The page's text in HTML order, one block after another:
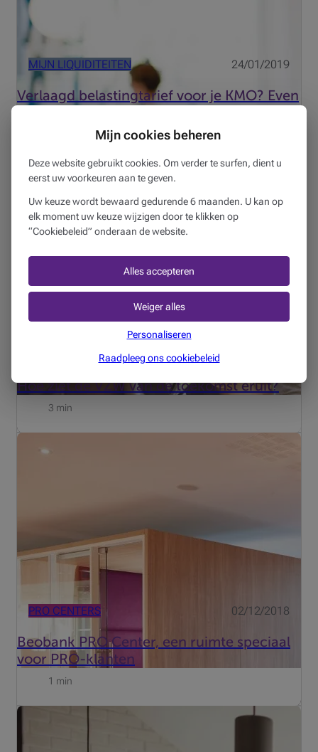
MIJN LIQUIDITEITEN 24/01/2019
Verlaagd belastingtarief voor je KMO? Even
MIJN BUSINESS
Hoe ziet de VZW van de toekomst eruit?
1921 was het jaar waarin de wetgever in België het
juridische startschot gaf voor de “verenigingen zonder
winstoogmerk”. Hun eerste grote verjongingskuur in deze
eeuw ondergingen ze in 2003. Vier jaar overleg mondde
toen u...
3 min
PRO CENTERS 02/12/2018
Beobank PRO Center, een ruimte speciaal
voor PRO-klanten
Met de Beobank PRO Centers biedt Beobank haar
professionele klanten werk- en co-workingruimtes om
1 min
Je bankrekening staat in het rood. En de facturen blijven
Mijn cookies beheren
Deze website gebruikt cookies. Om verder te surfen, dient u
eerst uw voorkeuren aan te geven.
Uw keuze wordt bewaard gedurende 6 maanden. U kan op
elk moment uw keuze wijzigen door te klikken op
“Cookiebeleid” onderaan de website.
Alles accepteren
Weiger alles
Personaliseren
Raadpleeg ons cookiebeleid